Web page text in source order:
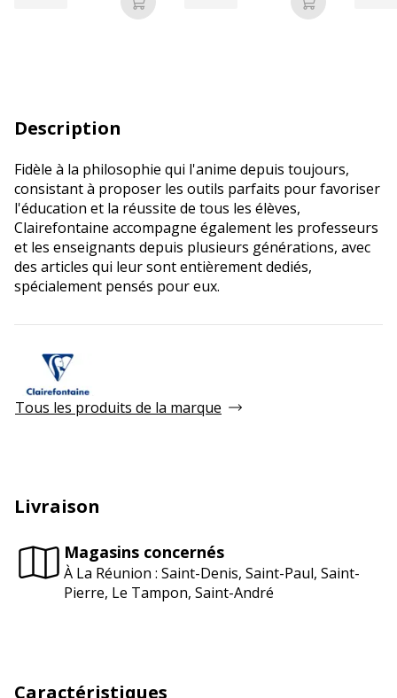
Ajouter au panier Ajouter au
Description
Fidèle à la philosophie qui l'anime depuis toujours,
consistant à proposer les outils parfaits pour favoriser
l'éducation et la réussite de tous les élèves,
Clairefontaine accompagne également les professeurs
et les enseignants depuis plusieurs générations, avec
des articles qui leur sont entièrement dediés,
spécialement pensés pour eux.
Tous les produits de la marque
Livraison
Magasins concernés
À La Réunion : Saint-Denis, Saint-Paul, Saint-
Pierre, Le Tampon, Saint-André
Caractéristiques